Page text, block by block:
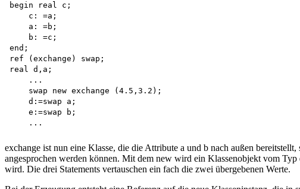
begin real c;
    c: =a;
    a: =b;
    b: =c;
end;
ref (exchange) swap;
real d,a;
    ...
    swap new exchange (4.5,3.2);
    d:=swap a;
    e:=swap b;
exchange ist nun eine Klasse, die die Attribute a und b nach außen
angesprochen werden können. Mit dem new wird ein Klassenobjekt vom
wird. Die drei Statements vertauschen ein fach die zwei übergebenen Werte.